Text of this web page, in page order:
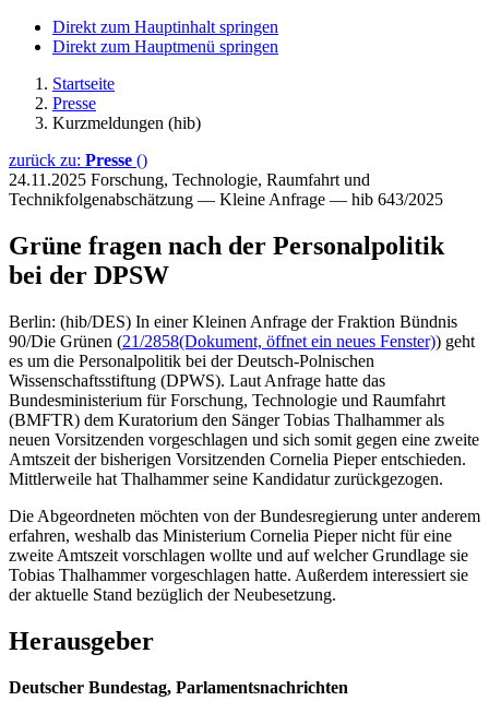
Direkt zum Hauptinhalt springen
Direkt zum Hauptmenü springen
Startseite
Presse
Kurzmeldungen (hib)
zurück zu: Presse ()
24.11.2025 Forschung, Technologie, Raumfahrt und
Technikfolgenabschätzung — Kleine Anfrage — hib 643/2025
Grüne fragen nach der Personalpolitik
bei der DPSW
Berlin: (hib/DES) In einer Kleinen Anfrage der Fraktion Bündnis
90/Die Grünen (21/2858(Dokument, öffnet ein neues Fenster)) geht
es um die Personalpolitik bei der Deutsch-Polnischen
Wissenschaftsstiftung (DPWS). Laut Anfrage hatte das
Bundesministerium für Forschung, Technologie und Raumfahrt
(BMFTR) dem Kuratorium den Sänger Tobias Thalhammer als
neuen Vorsitzenden vorgeschlagen und sich somit gegen eine zweite
Amtszeit der bisherigen Vorsitzenden Cornelia Pieper entschieden.
Mittlerweile hat Thalhammer seine Kandidatur zurückgezogen.
Die Abgeordneten möchten von der Bundesregierung unter anderem
erfahren, weshalb das Ministerium Cornelia Pieper nicht für eine
zweite Amtszeit vorschlagen wollte und auf welcher Grundlage sie
Tobias Thalhammer vorgeschlagen hatte. Außerdem interessiert sie
der aktuelle Stand bezüglich der Neubesetzung.
Herausgeber
Deutscher Bundestag, Parlamentsnachrichten